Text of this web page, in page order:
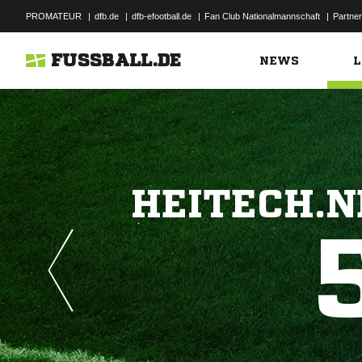
PROMATEUR | dfb.de | dfb-efootball.de | Fan Club Nationalmannschaft | Partner
FUSSBALL.DE NEWS